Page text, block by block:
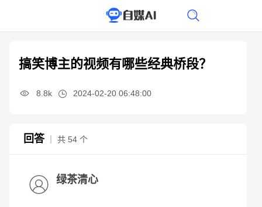
搞笑博主的视频有哪些经典桥段？
8.8k 2024-02-20 06:48:00
回答 ｜ 共 54 个
绿茶清心